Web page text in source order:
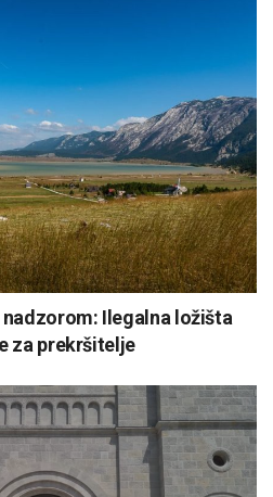
Ilegalna ložišta
za prekršitelje